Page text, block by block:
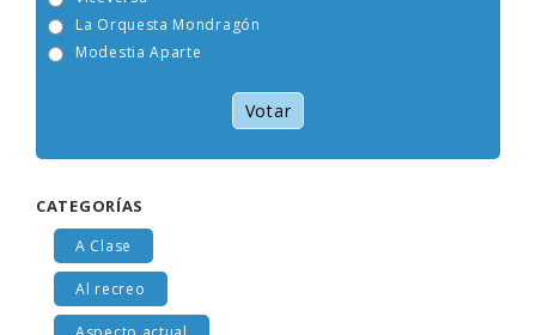
La Orquesta Mondragón
Modestia Aparte
Votar
A Clase
Al recreo